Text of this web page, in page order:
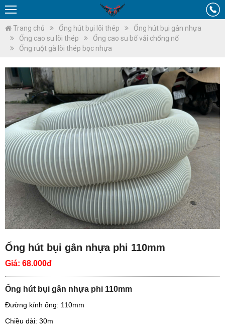
Trang chủ Ống hút bụi lõi thép
Ống hút bụi gân nhựa
Ống cao su lõi thép
Ống cao su bố vải chống nổ
Ống ruột gà lõi thép bọc nhựa
Ống hút bụi gân nhựa phi 110mm
Giá: 68.000đ
Ống hút bụi gân nhựa phi 110mm
Đường kính ống: 110mm
Chiều dài: 30m